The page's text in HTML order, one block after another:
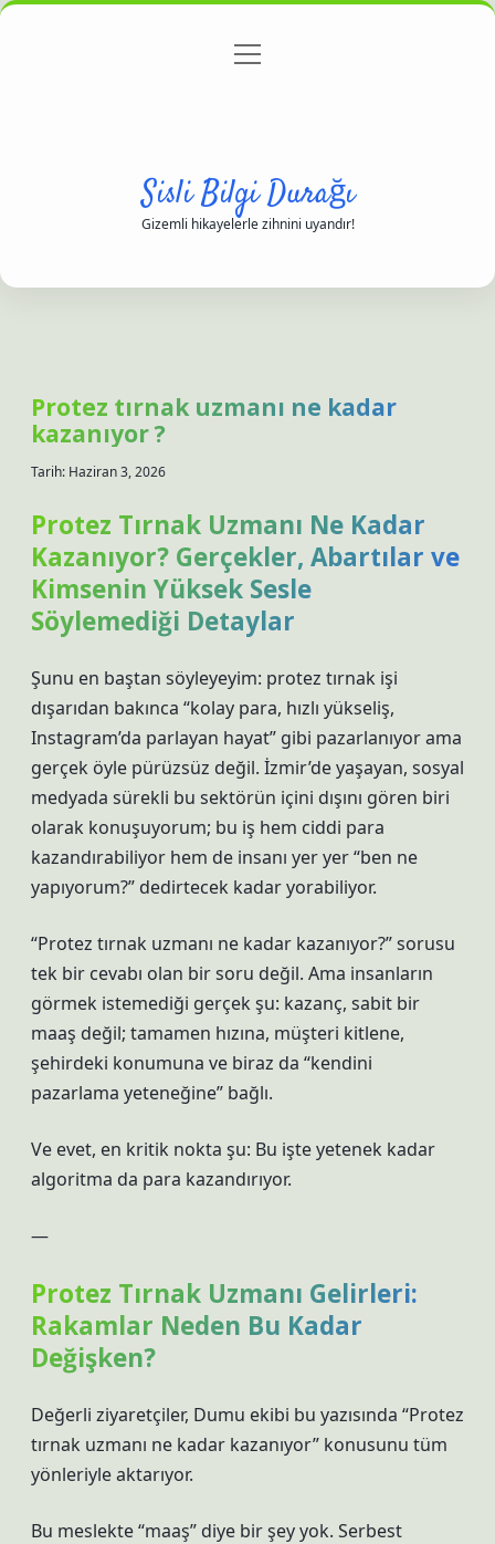
Gizlilik Politikası
menüyü
Sisli Bilgi Durağı
Gizemli hikayelerle zihnini uyandır!
Protez tırnak uzmanı ne kadar
kazanıyor ?
Tarih: Haziran 3, 2026
Protez Tırnak Uzmanı Ne Kadar
Kazanıyor? Gerçekler, Abartılar ve
Kimsenin Yüksek Sesle
Söylemediği Detaylar
Şunu en baştan söyleyeyim: protez tırnak işi
dışarıdan bakınca “kolay para, hızlı yükseliş,
Instagram’da parlayan hayat” gibi pazarlanıyor ama
gerçek öyle pürüzsüz değil. İzmir’de yaşayan, sosyal
medyada sürekli bu sektörün içini dışını gören biri
olarak konuşuyorum; bu iş hem ciddi para
kazandırabiliyor hem de insanı yer yer “ben ne
yapıyorum?” dedirtecek kadar yorabiliyor.
“Protez tırnak uzmanı ne kadar kazanıyor?” sorusu
tek bir cevabı olan bir soru değil. Ama insanların
görmek istemediği gerçek şu: kazanç, sabit bir
maaş değil; tamamen hızına, müşteri kitlene,
şehirdeki konumuna ve biraz da “kendini
pazarlama yeteneğine” bağlı.
Ve evet, en kritik nokta şu: Bu işte yetenek kadar
algoritma da para kazandırıyor.
—
Protez Tırnak Uzmanı Gelirleri:
Rakamlar Neden Bu Kadar
Değişken?
Değerli ziyaretçiler, Dumu ekibi bu yazısında “Protez
tırnak uzmanı ne kadar kazanıyor” konusunu tüm
yönleriyle aktarıyor.
Bu meslekte “maaş” diye bir şey yok. Serbest